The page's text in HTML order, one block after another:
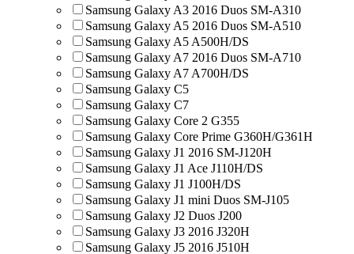
Samsung Galaxy A3 2016 Duos SM-A310
Samsung Galaxy A5 2016 Duos SM-A510
Samsung Galaxy A5 A500H/DS
Samsung Galaxy A7 2016 Duos SM-A710
Samsung Galaxy A7 A700H/DS
Samsung Galaxy C5
Samsung Galaxy C7
Samsung Galaxy Core 2 G355
Samsung Galaxy Core Prime G360H/G361H
Samsung Galaxy J1 2016 SM-J120H
Samsung Galaxy J1 Ace J110H/DS
Samsung Galaxy J1 J100H/DS
Samsung Galaxy J1 mini Duos SM-J105
Samsung Galaxy J2 Duos J200
Samsung Galaxy J3 2016 J320H
Samsung Galaxy J5 2016 J510H